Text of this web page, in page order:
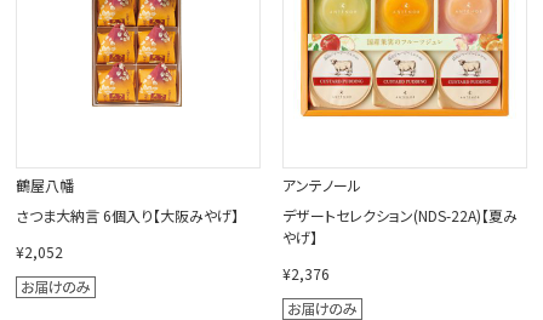
鶴屋八幡
さつま大納言 6個入り【大阪みやげ】
¥2,052
アンテノール
デザートセレクション(NDS-22A)【夏み
やげ】
¥2,376